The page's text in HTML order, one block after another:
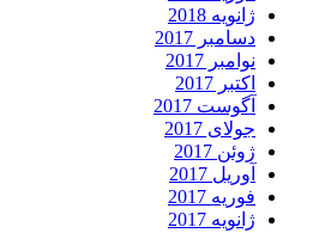
ژانویه 2018
دسامبر 2017
نوامبر 2017
اکتبر 2017
آگوست 2017
جولای 2017
ژوئن 2017
آوریل 2017
فوریه 2017
ژانویه 2017